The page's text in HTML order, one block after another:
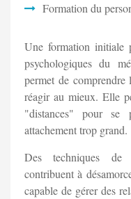
Formation du
Une formation initiale
psychologiques du
permet de
réagir au mieux. Elle
"distances" pour se
attachement trop grand.
Des techniques de
contribuent à
capable de gérer des